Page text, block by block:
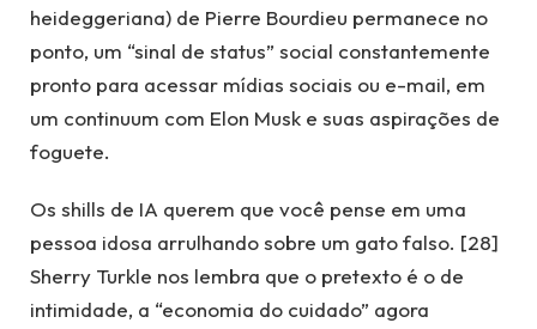
heideggeriana) de Pierre Bourdieu permanece no
ponto, um “sinal de status” social constantemente
pronto para acessar mídias sociais ou e-mail, em
um continuum com Elon Musk e suas aspirações de
foguete.
Os shills de IA querem que você pense em uma
pessoa idosa arrulhando sobre um gato falso. [28]
Sherry Turkle nos lembra que o pretexto é o de
intimidade, a “economia do cuidado” agora